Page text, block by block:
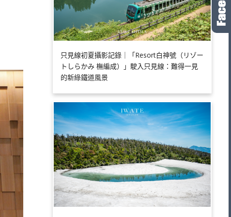
只見線初夏攝影記錄｜「Resort白神號（リゾー
トしらかみ 橅編成）」駛入只見線：難得一見
的新綠鐵道風景